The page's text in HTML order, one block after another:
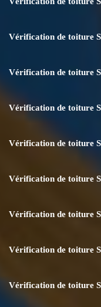
Vérification de toiture
Vérification de toiture
Vérification de toiture
Vérification de toiture
Vérification de toiture
Vérification de toiture
Vérification de toiture
Vérification de toiture